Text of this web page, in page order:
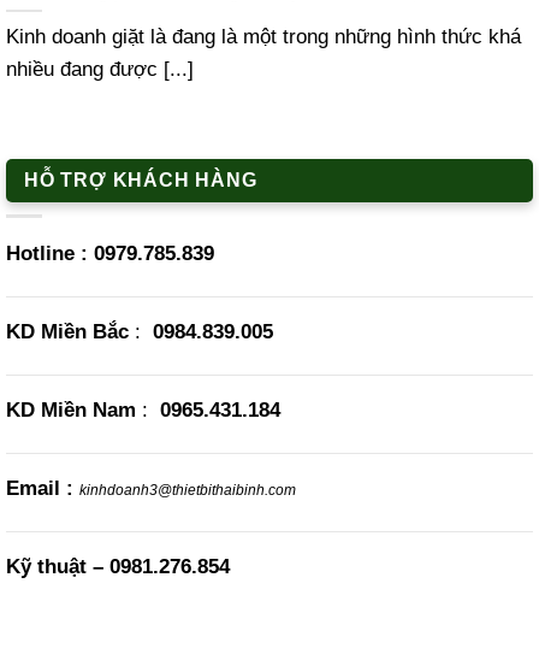
Kinh doanh giặt là đang là một trong những hình thức khá
nhiều đang được [...]
HỖ TRỢ KHÁCH HÀNG
Hotline : 0979.785.839
KD Miền Bắc : 0984.839.005
KD Miền Nam : 0965.431.184
Email : kinhdoanh3@thietbithaibinh.com
Kỹ thuật – 0981.276.854